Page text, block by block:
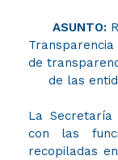
ASUNTO:
Transparencia
de
de las
La Secretaría
con las
recopiladas